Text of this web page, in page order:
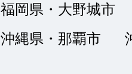
福岡県・大野城市
沖縄県・那覇市